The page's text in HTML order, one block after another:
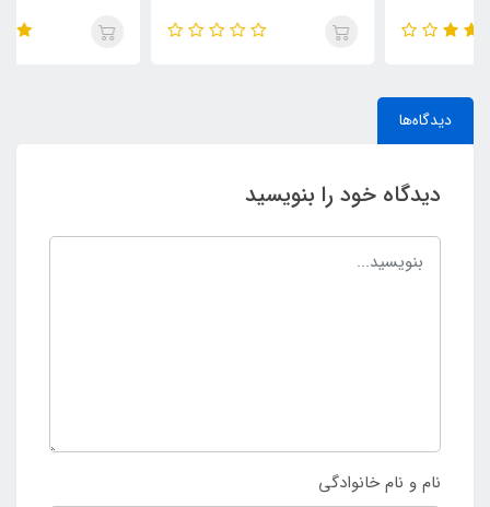
دیدگاه‌ها
دیدگاه خود را بنویسید
نام و نام خانوادگی